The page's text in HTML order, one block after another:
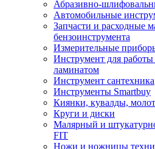
Абразивно-
Автомобильные
Запчасти и расходные
бензоинструмента
Измерительные
Инструмент для
ламинатом
Инструмент сантехника
Инструменты Smartbuy
Киянки, кувалды,
Круги и диски
Малярный и
FIT
Ножи и ножницы